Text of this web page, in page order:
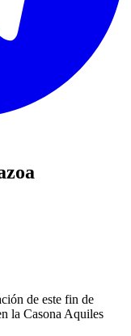
de este fin de
la Casona Aquiles